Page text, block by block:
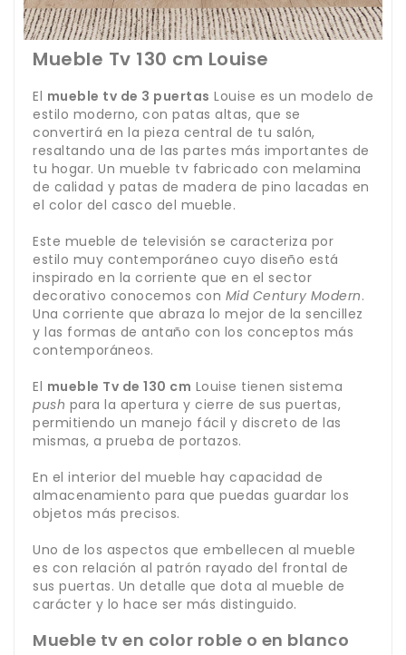
Mueble Tv 130 cm Louise
El mueble tv de 3 puertas Louise es un modelo de
estilo moderno, con patas altas, que se
convertirá en la pieza central de tu salón,
resaltando una de las partes más importantes de
tu hogar. Un mueble tv fabricado con melamina
de calidad y patas de madera de pino lacadas en
el color del casco del mueble.
Este mueble de televisión se caracteriza por
estilo muy contemporáneo cuyo diseño está
inspirado en la corriente que en el sector
decorativo conocemos con Mid Century Modern.
Una corriente que abraza lo mejor de la sencillez
y las formas de antaño con los conceptos más
contemporáneos.
El mueble Tv de 130 cm Louise tienen sistema
push para la apertura y cierre de sus puertas,
permitiendo un manejo fácil y discreto de las
mismas, a prueba de portazos.
En el interior del mueble hay capacidad de
almacenamiento para que puedas guardar los
objetos más precisos.
Uno de los aspectos que embellecen al mueble
es con relación al patrón rayado del frontal de
sus puertas. Un detalle que dota al mueble de
carácter y lo hace ser más distinguido.
Mueble tv en color roble o en blanco